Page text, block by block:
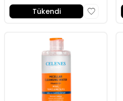
Tükendi